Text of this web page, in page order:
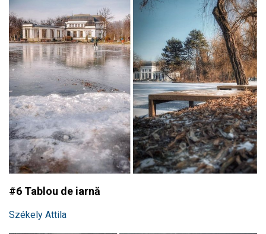
#6 Tablou de iarnă
Székely Attila